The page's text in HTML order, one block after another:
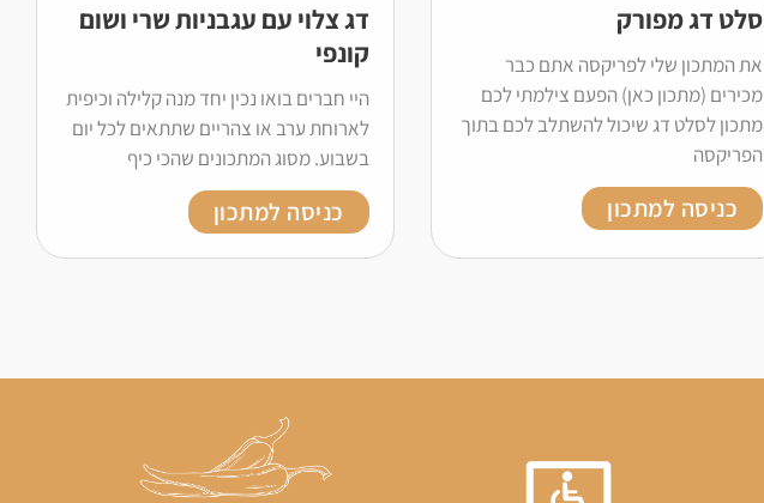
סלט דג מפורק
את המתכון שלי לפריקסה אתם כבר
מכירים (מתכון כאן) הפעם צילמתי לכם
מתכון לסלט דג שיכול להשתלב לכם בתוך
הפריקסה
כניסה למתכון
דג צלוי עם עגבניות שרי ושום
קונפי
היי חברים בואו נכין יחד מנה קלילה וכיפית
לארוחת ערב או צהריים שתתאים לכל יום
בשבוע. מסוג המתכונים שהכי כיף
כניסה למתכון